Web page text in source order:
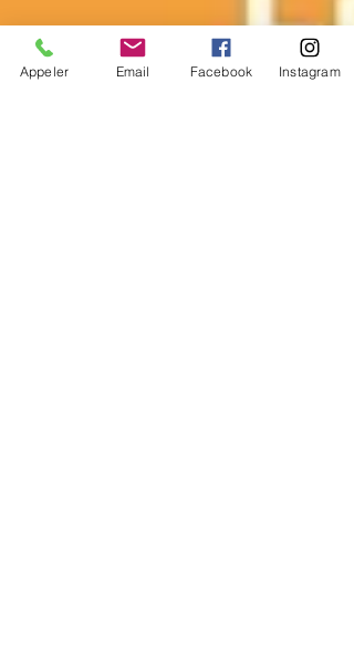
Appeler Email Facebook Instagram